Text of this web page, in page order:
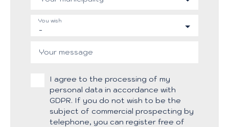
-
You wish
Your message
I agree to the processing of my
personal data in accordance with
GDPR. If you do not wish to be the
subject of commercial prospecting by
telephone, you can register free of